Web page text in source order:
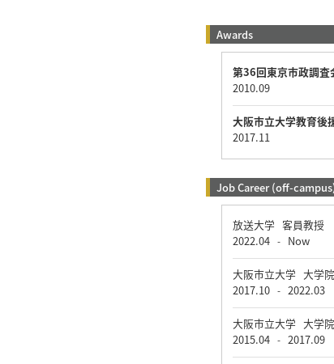
Awards
第36回東京市政調査
2010.09
大阪市立大学教育後
2017.11
Job Career (off-
放送大学 客員教授
2022.04 - Now
大阪市立大学 大学
2017.10 - 2022.03
大阪市立大学 大学
2015.04 - 2017.09